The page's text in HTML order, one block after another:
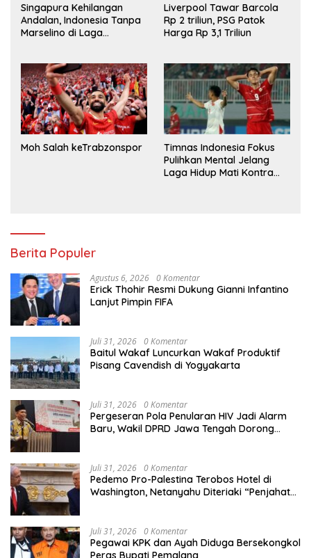
Singapura Kehilangan
Andalan, Indonesia Tanpa
Marselino di Laga
Liverpool Tawar Barcola
Rp 2 triliun, PSG Patok
Harga Rp 3,1 Triliun
Moh Salah keTrabzonspor
Timnas Indonesia Fokus
Pulihkan Mental Jelang
Laga Hidup Mati Kontra
Berita Populer
Agustus 6, 2026 0 Komentar
Erick Thohir Resmi Dukung Gianni Infantino
Lanjut Pimpin FIFA
Juli 31, 2026 0 Komentar
Baitul Wakaf Luncurkan Wakaf Produktif
Pisang Cavendish di Yogyakarta
Juli 31, 2026 0 Komentar
Pergeseran Pola Penularan HIV Jadi Alarm
Baru, Wakil DPRD Jawa Tengah Dorong
Juli 31, 2026 0 Komentar
Pedemo Pro-Palestina Terobos Hotel di
Washington, Netanyahu Diteriaki “Penjahat
Juli 31, 2026 0 Komentar
Pegawai KPK dan Ayah Diduga Bersekongkol
Peras Bupati Pemalang